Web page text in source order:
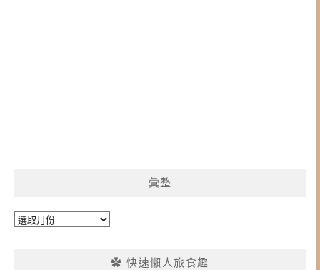
彙整
彙
✿ 快速懶人旅食趣